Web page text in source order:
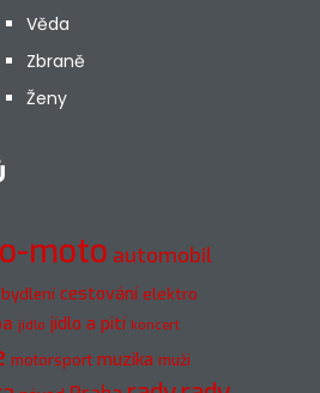
Věda
Zbraně
Ženy
moto automobil
bydlení cestování elektro
jídlo jídlo a pití koncert
motorsport muzika muži